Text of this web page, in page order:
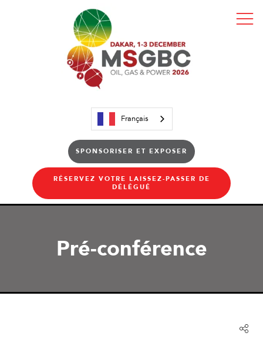
Français
SPONSORISER ET EXPOSER
RÉSERVEZ VOTRE LAISSEZ-PASSER DE
DÉLÉGUÉ
Pré-conférence